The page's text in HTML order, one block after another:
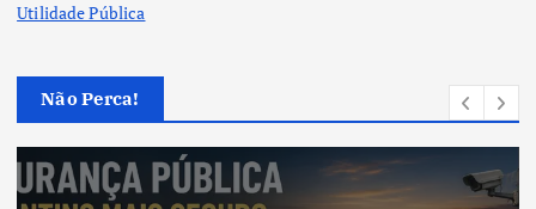
Utilidade Pública
Não Perca!